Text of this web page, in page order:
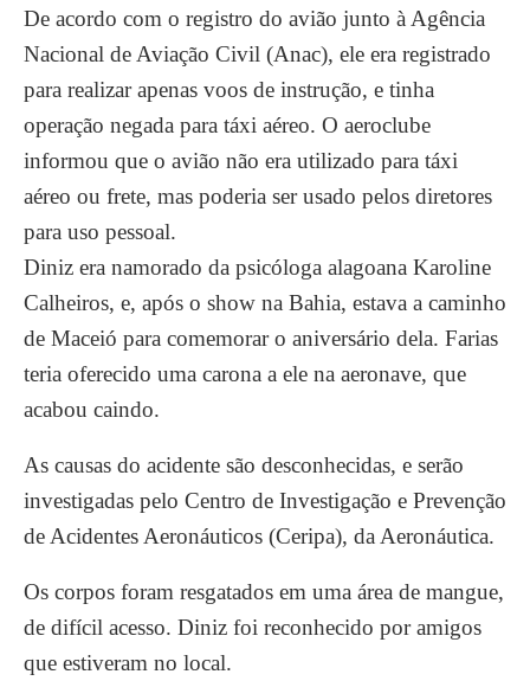
De acordo com o registro do avião junto à Agência
Nacional de Aviação Civil (Anac), ele era registrado
para realizar apenas voos de instrução, e tinha
operação negada para táxi aéreo. O aeroclube
informou que o avião não era utilizado para táxi
aéreo ou frete, mas poderia ser usado pelos diretores
para uso pessoal.
Diniz era namorado da psicóloga alagoana Karoline
Calheiros, e, após o show na Bahia, estava a caminho
de Maceió para comemorar o aniversário dela. Farias
teria oferecido uma carona a ele na aeronave, que
acabou caindo.
As causas do acidente são desconhecidas, e serão
investigadas pelo Centro de Investigação e Prevenção
de Acidentes Aeronáuticos (Ceripa), da Aeronáutica.
Os corpos foram resgatados em uma área de mangue,
de difícil acesso. Diniz foi reconhecido por amigos
que estiveram no local.